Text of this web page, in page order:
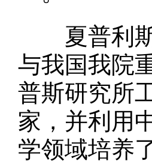
夏普利斯
与我国我院
普斯研究所
家，并利用
学领域培养